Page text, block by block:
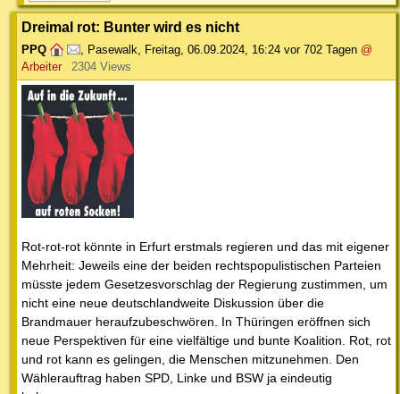
Dreimal rot: Bunter wird es nicht
PPQ Pasewalk Freitag, 06.09.2024, 16:24 vor 702 Tagen @
Arbeiter
2304 Views
Rot-rot-rot könnte in Erfurt erstmals regieren und das mit eigener
Mehrheit: Jeweils eine der beiden rechtspopulistischen Parteien
müsste jedem Gesetzesvorschlag der Regierung zustimmen, um
nicht eine neue deutschlandweite Diskussion über die
Brandmauer heraufzubeschwören. In Thüringen eröffnen sich
neue Perspektiven für eine vielfältige und bunte Koalition. Rot, rot
und rot kann es gelingen, die Menschen mitzunehmen. Den
Wählerauftrag haben SPD, Linke und BSW ja eindeutig